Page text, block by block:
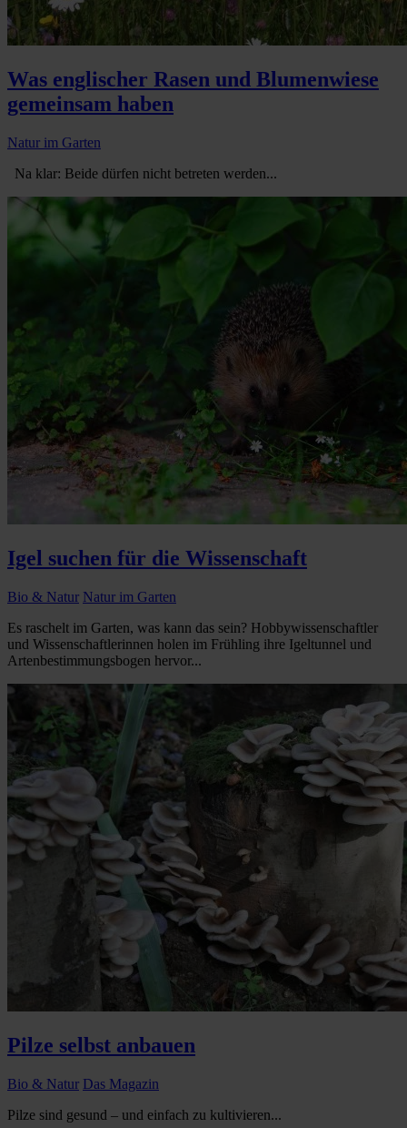
Was englischer Rasen und Blumenwiese
gemeinsam haben
Natur im Garten
Na klar: Beide dürfen nicht betreten werden...
Igel suchen für die Wissenschaft
Bio & Natur Natur im Garten
Es raschelt im Garten, was kann das sein? Hobbywissenschaftler
und Wissenschaftlerinnen holen im Frühling ihre Igeltunnel und
Artenbestimmungsbogen hervor...
Pilze selbst anbauen
Bio & Natur Das Magazin
Pilze sind gesund – und einfach zu kultivieren...